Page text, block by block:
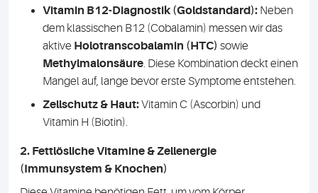
Vitamin B12-Diagnostik (Goldstandard): Neben
dem klassischen B12 (Cobalamin) messen wir das
aktive Holotranscobalamin (HTC) sowie
Methylmalonsäure. Diese Kombination deckt einen
Mangel auf, lange bevor erste Symptome entstehen.
Zellschutz & Haut:Vitamin C (Ascorbin) und
Vitamin H (Biotin).
2. Fettlösliche Vitamine & Zellenergie
(Immunsystem & Knochen)